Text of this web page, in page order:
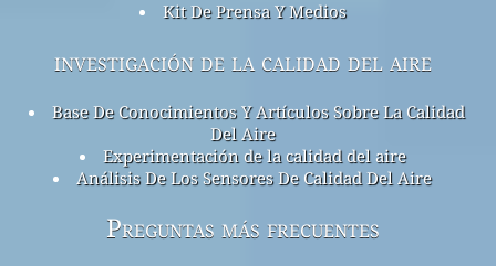
Kit De Prensa Y Medios
investigación de la calidad del aire
Base De Conocimientos Y Artículos Sobre La Calidad
Del Aire
Experimentación de la calidad del aire
Análisis De Los Sensores De Calidad Del Aire
Preguntas más frecuentes